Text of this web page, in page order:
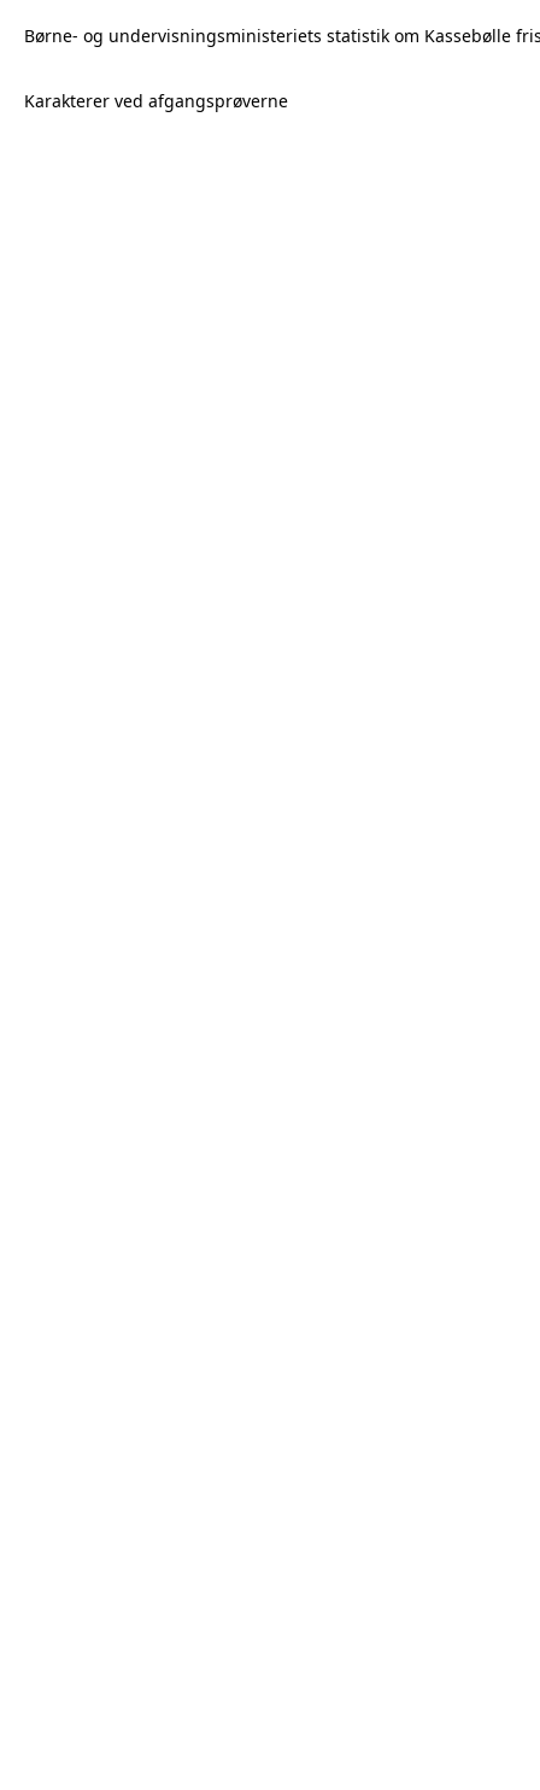
Børne- og undervisningsministeriets statistik om Kassebølle
Karakterer ved afgangsprøverne